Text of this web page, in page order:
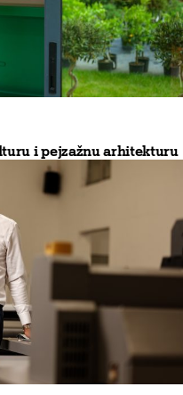
i pejzažnu arhitekturu